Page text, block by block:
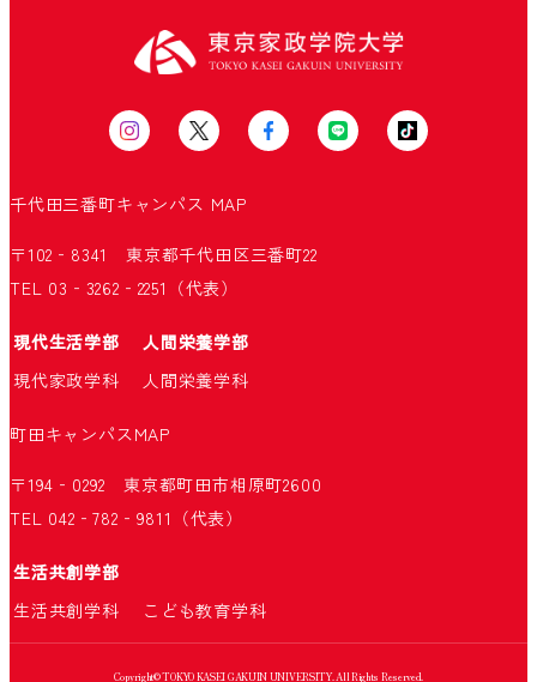
千代田三番町キャンパス MAP
〒102‐8341 東京都千代田区三番町22
TEL 03‐3262‐2251（代表）
現代生活学部
人間栄養学部
現代家政学科
人間栄養学科
町田キャンパスMAP
〒194‐0292 東京都町田市相原町2600
TEL 042‐782‐9811（代表）
生活共創学部
生活共創学科
こども教育学科
Copyright© TOKYO KASEI GAKUIN UNIVERSITY. All Rights Reserved.